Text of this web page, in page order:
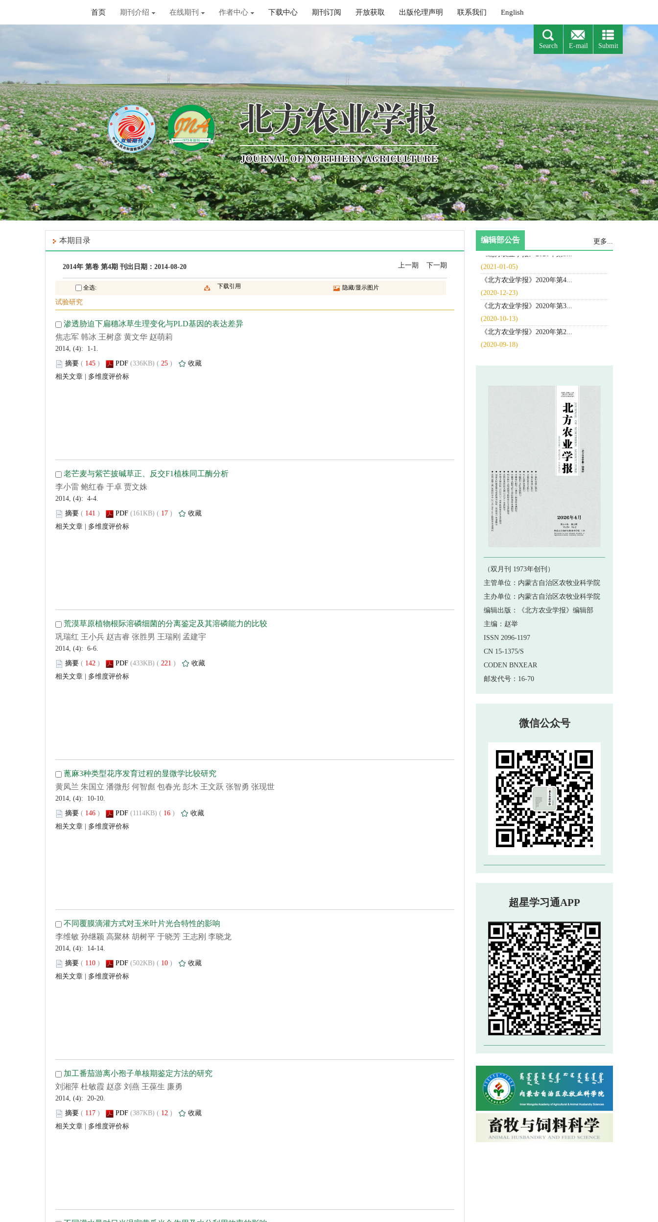
2014, (4): 1-1.
(
) 25 )
2014, (4): 4-4.
(
) 17 )
2014, (4): 6-6.
(
) 221 )
2014, (4): 10-10.
(
) 16 )
2014, (4): 14-14.
(
) 10 )
2014, (4): 20-20.
(
) 12 )
喜报|《北方农业学报》入选中国...
《北方农业学报》编辑部招聘启事
关于近期本刊网站及投审稿系统使...
《北方农业学报》2020年第5...
《北方农业学报》2020年第4...
《北方农业学报》2020年第3...
《北方农业学报》2020年第2...
《北方农业学报》开通中国知网首...
《北方农业学报》2020年第6...
邮发代号：16-70